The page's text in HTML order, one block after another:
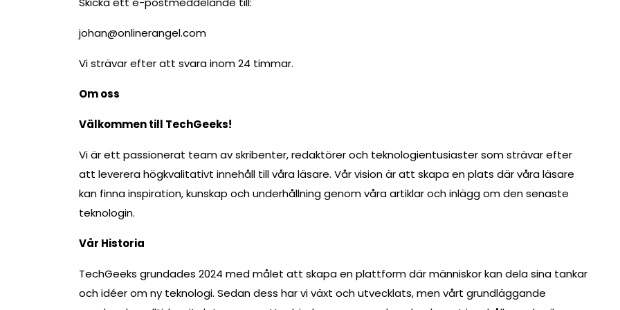
johan@onlinerangel.com
Vi strävar efter att svara inom 24 timmar.
Om oss
Välkommen till TechGeeks!
Vi är ett passionerat team av skribenter, redaktörer och teknologientusiaster som strävar efter
att leverera högkvalitativt innehåll till våra läsare. Vår vision är att skapa en plats där våra läsare
kan finna inspiration, kunskap och underhållning genom våra artiklar och inlägg om den senaste
teknologin.
Vår Historia
TechGeeks grundades 2024 med målet att skapa en plattform där människor kan dela sina tankar
och idéer om ny teknologi. Sedan dess har vi växt och utvecklats, men vårt grundläggande